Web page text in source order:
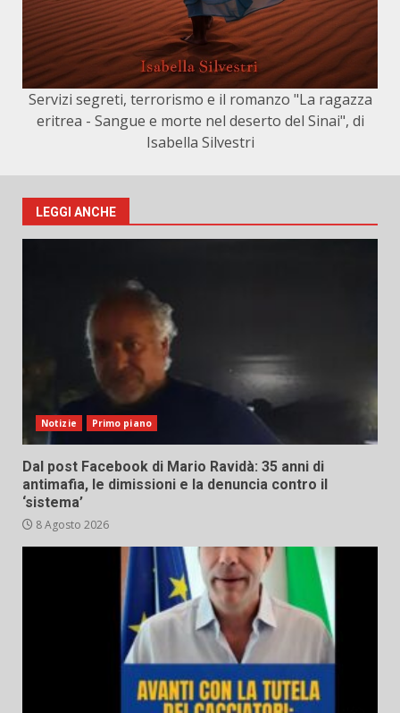
Servizi segreti, terrorismo e il romanzo "La ragazza
eritrea - Sangue e morte nel deserto del Sinai", di
Isabella Silvestri
LEGGI ANCHE
Notizie Primo piano
Dal post Facebook di Mario Ravidà: 35 anni di
antimafia, le dimissioni e la denuncia contro il
‘sistema’
8 Agosto 2026